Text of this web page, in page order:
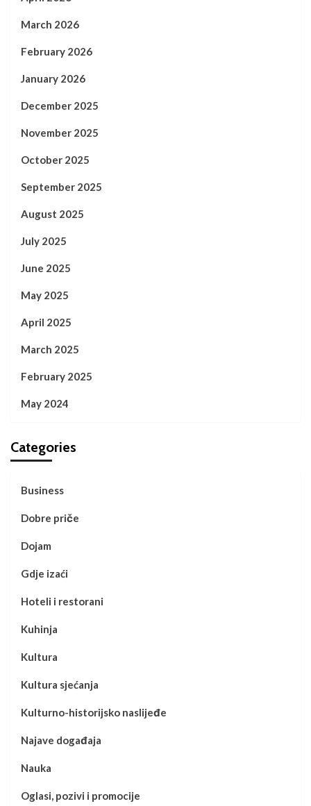
March 2026
February 2026
January 2026
December 2025
November 2025
October 2025
September 2025
August 2025
July 2025
June 2025
May 2025
April 2025
March 2025
February 2025
May 2024
Categories
Business
Dobre priče
Dojam
Gdje izaći
Hoteli i restorani
Kuhinja
Kultura
Kultura sjećanja
Kulturno-historijsko naslijeđe
Najave događaja
Nauka
Oglasi, pozivi i promocije